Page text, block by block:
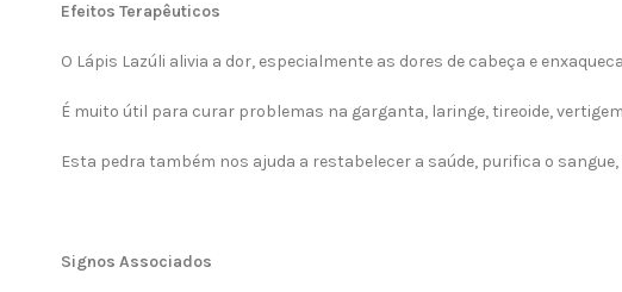
Efeitos Terapêuticos
O Lápis Lazúli alivia a dor, especialmente as dores de cabeça e
É muito útil para curar problemas na garganta, laringe, tireoide,
Esta pedra também nos ajuda a restabelecer a saúde, purifica o
Signos Associados